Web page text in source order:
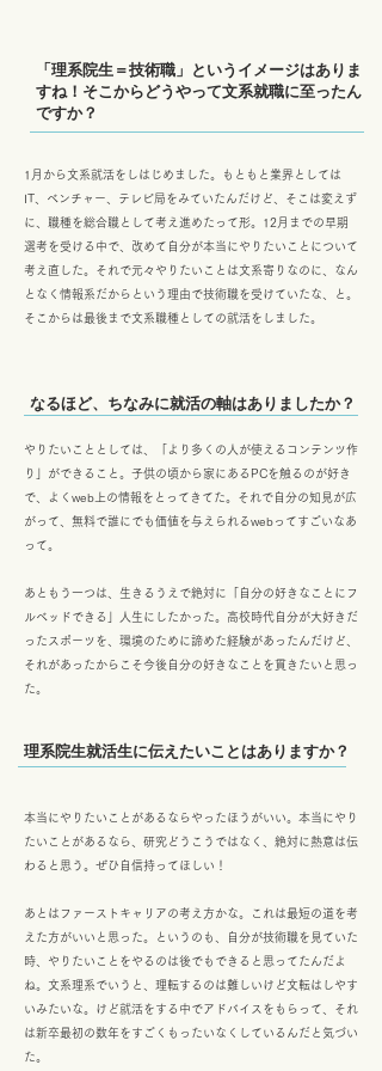
「理系院生＝技術職」というイメージはありま
すね！そこからどうやって文系就職に至ったん
ですか？
1月から文系就活をしはじめました。もともと業界としては
IT、ベンチャー、テレビ局をみていたんだけど、そこは変えず
に、職種を総合職として考え進めたって形。12月までの早期
選考を受ける中で、改めて自分が本当にやりたいことについて
考え直した。それで元々やりたいことは文系寄りなのに、なん
となく情報系だからという理由で技術職を受けていたな、と。
そこからは最後まで文系職種としての就活をしました。
なるほど、ちなみに就活の軸はありましたか？
やりたいこととしては、「より多くの人が使えるコンテンツ作
り」ができること。子供の頃から家にあるPCを触るのが好き
で、よくweb上の情報をとってきてた。それで自分の知見が広
がって、無料で誰にでも価値を与えられるwebってすごいなあ
って。
あともう一つは、生きるうえで絶対に「自分の好きなことにフ
ルベッドできる」人生にしたかった。高校時代自分が大好きだ
ったスポーツを、環境のために諦めた経験があったんだけど、
それがあったからこそ今後自分の好きなことを貫きたいと思っ
た。
理系院生就活生に伝えたいことはありますか？
本当にやりたいことがあるならやったほうがいい。本当にやり
たいことがあるなら、研究どうこうではなく、絶対に熱意は伝
わると思う。ぜひ自信持ってほしい！
あとはファーストキャリアの考え方かな。これは最短の道を考
えた方がいいと思った。というのも、自分が技術職を見ていた
時、やりたいことをやるのは後でもできると思ってたんだよ
ね。文系理系でいうと、理転するのは難しいけど文転はしやす
いみたいな。けど就活をする中でアドバイスをもらって、それ
は新卒最初の数年をすごくもったいなくしているんだと気づい
た。